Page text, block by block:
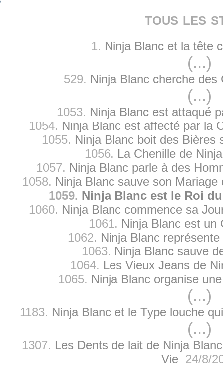
tous les
1. Ninja Blanc et la tête
(...)
529. Ninja Blanc cherche des
(...)
1053. Ninja Blanc est attaqué
1054. Ninja Blanc est affecté par la
1055. Ninja Blanc boit des Bières
1056. La Chenille de
1057. Ninja Blanc parle à des
1058. Ninja Blanc sauve son Mariage
1059. Ninja Blanc est le Roi
1060. Ninja Blanc commence sa
1061. Ninja Blanc est un
1062. Ninja Blanc
1063. Ninja Blanc sauve
1064. Les Vieux Jeans de
1065. Ninja Blanc organise
(...)
1183. Ninja Blanc et le Type louche
(...)
1307. Les Dents de lait de Ninja
Vie24/8/